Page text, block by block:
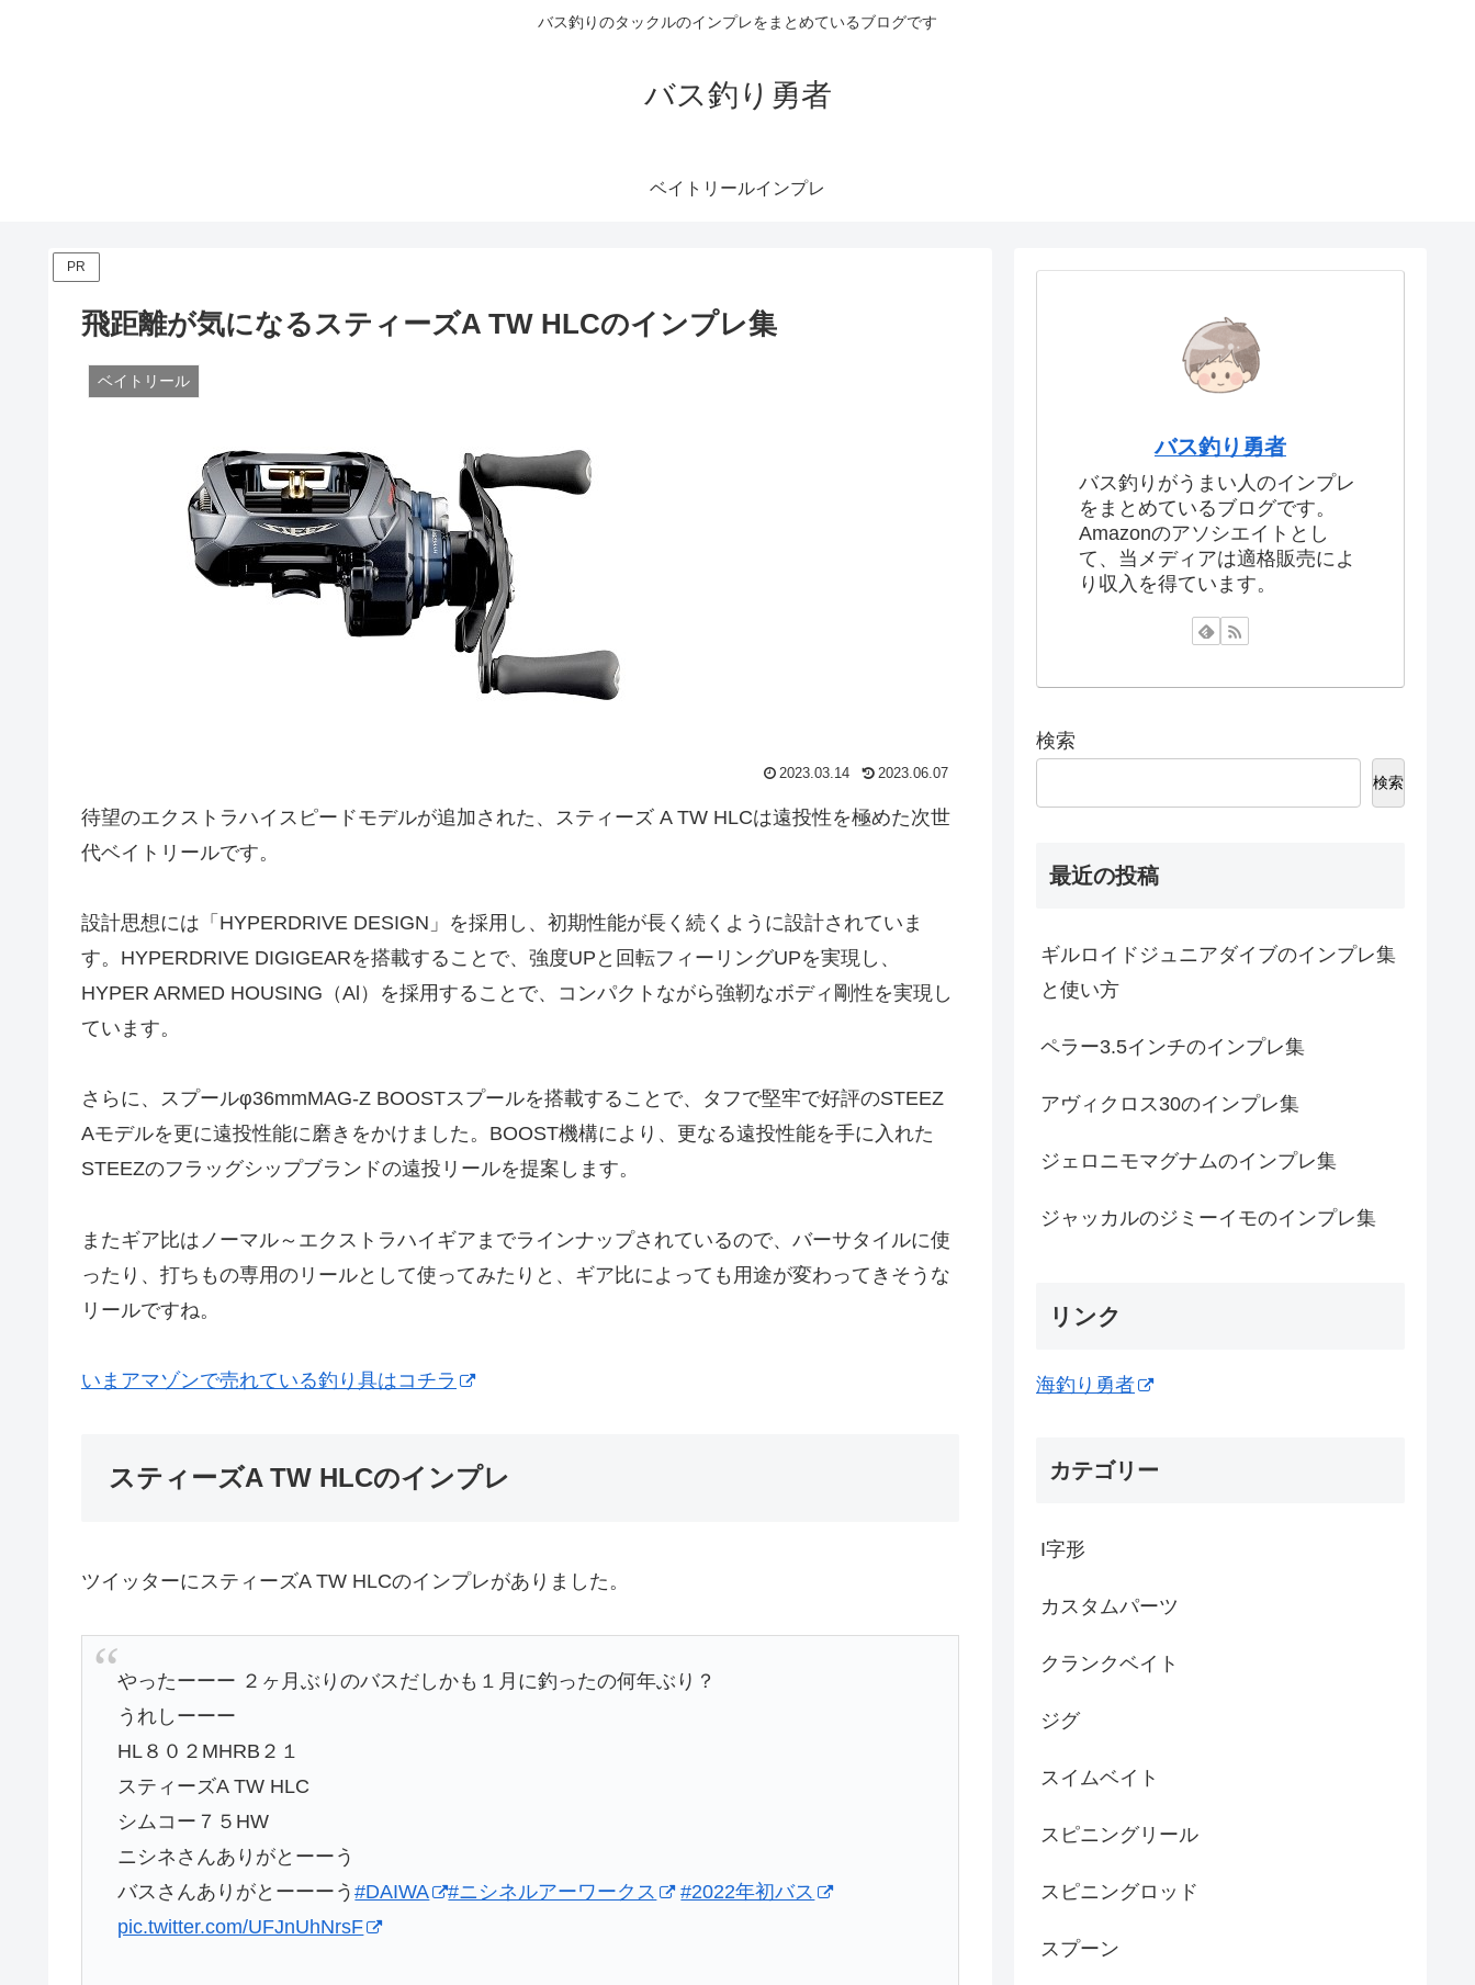
バス釣りのタックルのインプレをまとめているブログです
バス釣り勇者
ベイトリールインプレ
PR
飛距離が気になるスティーズA TW HLCのインプレ集
ベイトリール
2023.03.14 2023.06.07
待望のエクストラハイスピードモデルが追加された、スティーズ A TW HLCは遠投性を極めた次世
代ベイトリールです。
設計思想には「HYPERDRIVE DESIGN」を採用し、初期性能が長く続くように設計されていま
す。HYPERDRIVE DIGIGEARを搭載することで、強度UPと回転フィーリングUPを実現し、
HYPER ARMED HOUSING（Al）を採用することで、コンパクトながら強靭なボディ剛性を実現し
ています。
さらに、スプールφ36mmMAG-Z BOOSTスプールを搭載することで、タフで堅牢で好評のSTEEZ
Aモデルを更に遠投性能に磨きをかけました。BOOST機構により、更なる遠投性能を手に入れた
STEEZのフラッグシップブランドの遠投リールを提案します。
またギア比はノーマル～エクストラハイギアまでラインナップされているので、バーサタイルに使
ったり、打ちもの専用のリールとして使ってみたりと、ギア比によっても用途が変わってきそうな
リールですね。
いまアマゾンで売れている釣り具はコチラ
スティーズA TW HLCのインプレ
ツイッターにスティーズA TW HLCのインプレがありました。
やったーーー ２ヶ月ぶりのバスだしかも１月に釣ったの何年ぶり？
うれしーーー
HL８０２MHRB２１
スティーズA TW HLC
シムコー７５HW
ニシネさんありがとーーう
バスさんありがとーーーう#DAIWA #ニシネルアーワークス
#2022年初バス
pic.twitter.com/UFJnUhNrsF
バス釣り勇者
バス釣りがうまい人のインプレ
をまとめているブログです。
Amazonのアソシエイトとし
て、当メディアは適格販売によ
り収入を得ています。
検索
検索
最近の投稿
ギルロイドジュニアダイブのインプレ集
と使い方
ペラー3.5インチのインプレ集
アヴィクロス30のインプレ集
ジェロニモマグナムのインプレ集
ジャッカルのジミーイモのインプレ集
リンク
海釣り勇者
カテゴリー
I字形
カスタムパーツ
クランクベイト
ジグ
スイムベイト
スピニングリール
スピニングロッド
スプーン